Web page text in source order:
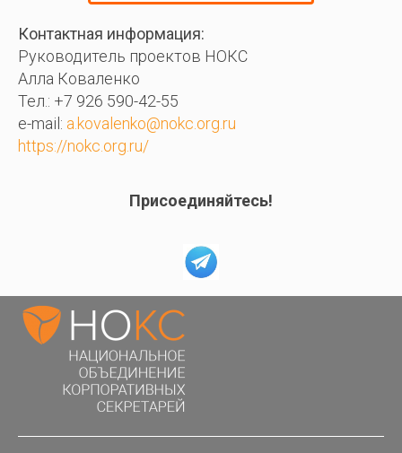
Контактная информация:
Руководитель проектов НОКС
Алла Коваленко
Тел.: +7 926 590-42-55
e-mail: a.kovalenko@nokc.org.ru
https://nokc.org.ru/
Присоединяйтесь!